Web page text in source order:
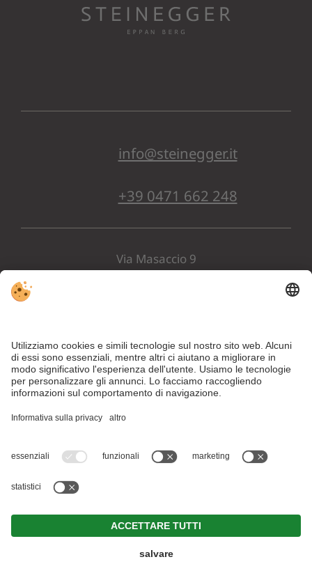
info@steinegger.it
+39 0471 662 248
Via Masaccio 9
Part. IVA: IT02912130214 . CIN: IT021004A15V2NRGPG .
IT021004A1JI5MASOH . IT021004B56ZSYYQCA .
© Webdesign by